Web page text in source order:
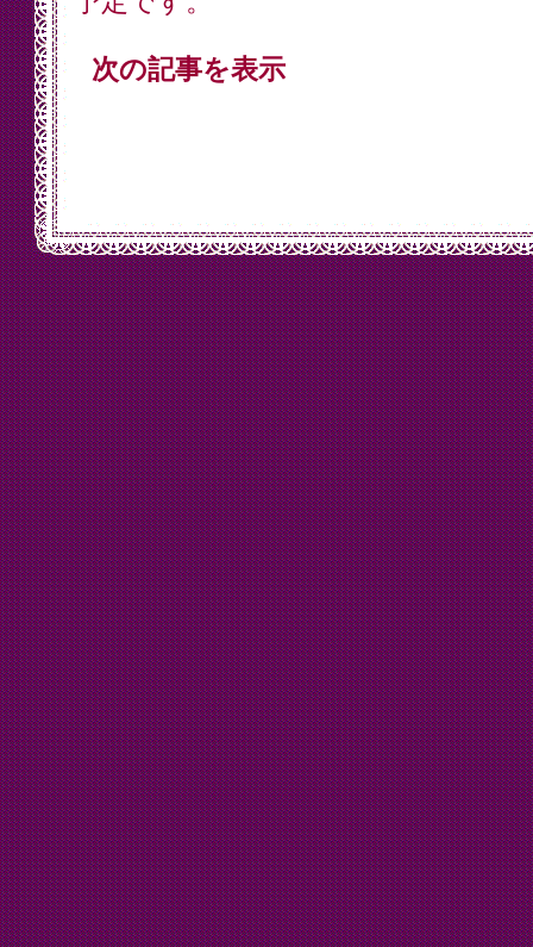
次の記事を表示